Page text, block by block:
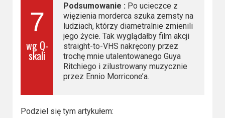
7
wg Q-
skali
Podsumowanie : Po ucieczce z
więzienia morderca szuka zemsty na
ludziach, którzy diametralnie zmienili
jego życie. Tak wyglądałby film akcji
straight-to-VHS nakręcony przez
trochę mnie utalentowanego Guya
Ritchiego i zilustrowany muzycznie
przez Ennio Morricone’a.
Podziel się tym artykułem: